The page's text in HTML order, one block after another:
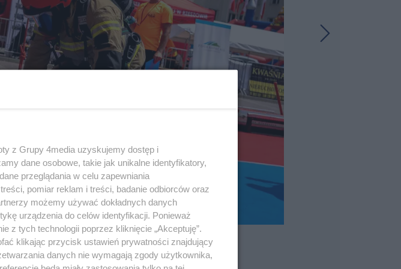
z Grupy 4media uzyskujemy dostęp i
dane osobowe, takie jak unikalne identyfikatory,
przeglądania w celu zapewniania
pomiar reklam i treści, badanie odbiorców oraz
możemy używać dokładnych danych
urządzenia do celów identyfikacji. Ponieważ
z tych technologii poprzez kliknięcie „Akceptuję”.
klikając przycisk ustawień prywatności znajdujący
danych nie wymagają zgody użytkownika,